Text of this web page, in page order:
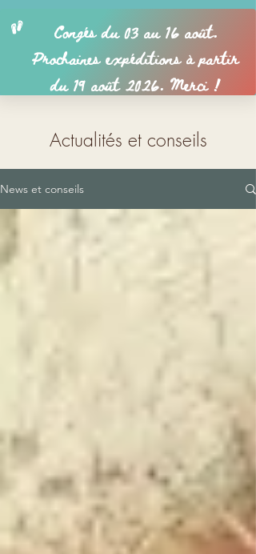
Actualités et conseils
News et conseils